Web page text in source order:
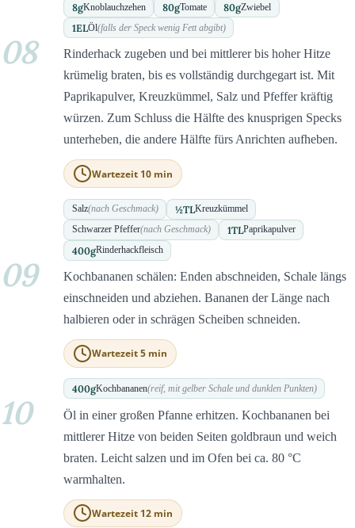
8gKnoblauchzehen 80gTomate 80gZwiebel
1ELÖl(falls der Speck wenig Fett abgibt)
08
Rinderhack zugeben und bei mittlerer bis hoher Hitze
krümelig braten, bis es vollständig durchgegart ist. Mit
Paprikapulver, Kreuzkümmel, Salz und Pfeffer kräftig
würzen. Zum Schluss die Hälfte des knusprigen Specks
unterheben, die andere Hälfte fürs Anrichten aufheben.
Wartezeit 10 min
Salz(nach Geschmack) ½TLKreuzkümmel
Schwarzer Pfeffer(nach Geschmack) 1TLPaprikapulver
400gRinderhackfleisch
09
Kochbananen schälen: Enden abschneiden, Schale längs
einschneiden und abziehen. Bananen der Länge nach
halbieren oder in schrägen Scheiben schneiden.
Wartezeit 5 min
400gKochbananen(reif, mit gelber Schale und dunklen Punkten)
10
Öl in einer großen Pfanne erhitzen. Kochbananen bei
mittlerer Hitze von beiden Seiten goldbraun und weich
braten. Leicht salzen und im Ofen bei ca. 80 °C
warmhalten.
Wartezeit 12 min